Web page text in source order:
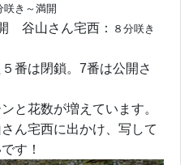
咲き～満開
谷山さん宅西：
８分咲き
番は閉鎖。7番は公開さ
と花数が増えています。
ん宅西に出かけ、写して
す！